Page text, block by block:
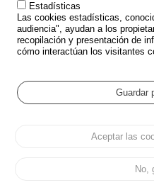
POLÍTICA DE SEGURIDAD VIAL
Outils
EVENTOS
GLOSARIO
Cookie settings
Protección de
Estadísticas
Las cookies estadísticas,
audiencia", ayudan a los
recopilación y presentación de
cómo interactúan los visitantes
Guardar
Aceptar las
No,